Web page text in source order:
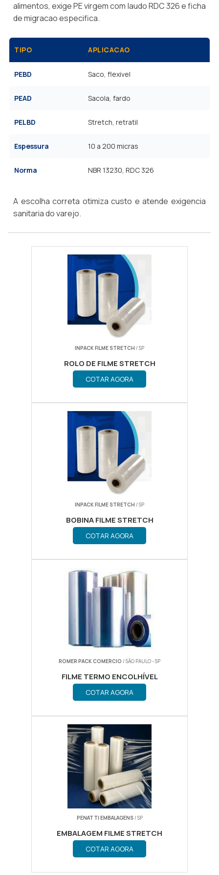
alimentos, exige PE virgem com laudo RDC 326 e ficha
de migracao especifica.
TIPO APLICACAO
PEBD Saco, flexivel
PEAD Sacola, fardo
PELBD Stretch, retratil
Espessura 10 a 200 micras
Norma NBR 13230, RDC 326
A escolha correta otimiza custo e atende exigencia
sanitaria do varejo.
INPACK FILME STRETCH / SP
ROLO DE FILME STRETCH
COTAR AGORA
INPACK FILME STRETCH / SP
BOBINA FILME STRETCH
COTAR AGORA
ROMER PACK COMERCIO / SÃO PAULO - SP
FILME TERMO ENCOLHÍVEL
COTAR AGORA
PENATTI EMBALAGENS/ SP
EMBALAGEM FILME STRETCH
DISTRIBUIDOR
COTAR AGORA